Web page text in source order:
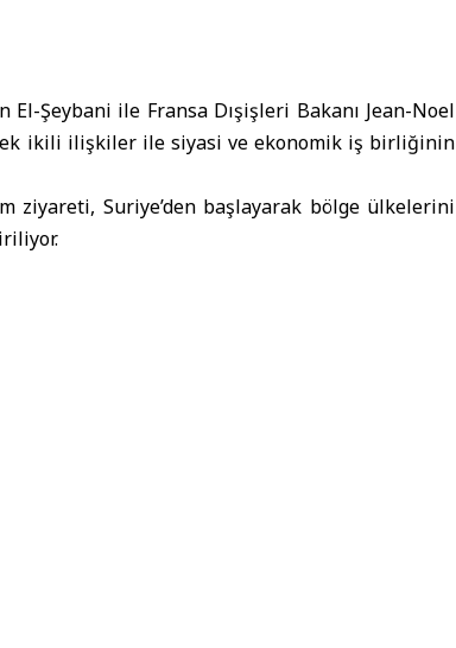
El-Şeybani ile Fransa Dışişleri Bakanı Jean-Noel
ikili ilişkiler ile siyasi ve ekonomik iş birliğinin
ziyareti, Suriye’den başlayarak bölge ülkelerini